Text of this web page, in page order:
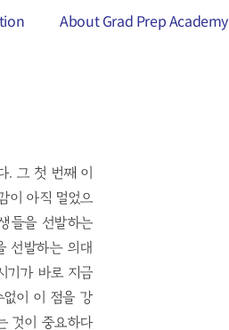
About Grad Prep Academy
About Grad Prep Academy
. 그 첫 번째 이
이 아직 멀었으
들을 선발하는
선발하는 의대
기가 바로 지금
이 이 점을 강
것이 중요하다